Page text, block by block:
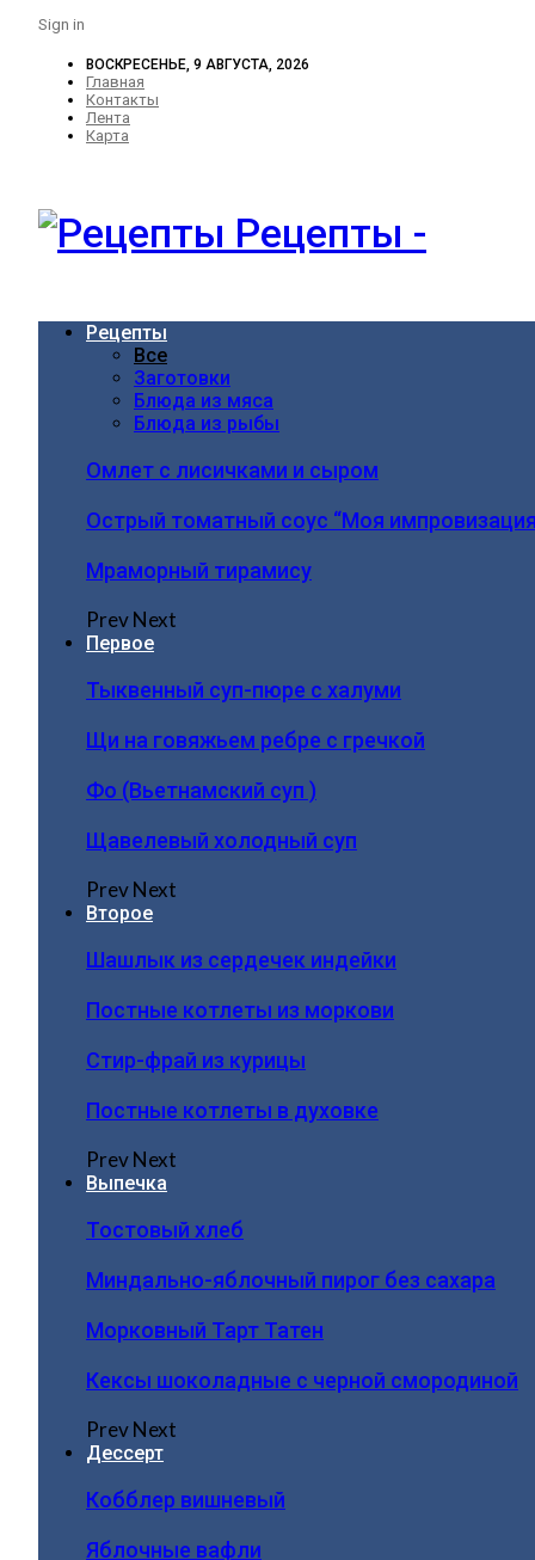
Sign in
ВОСКРЕСЕНЬЕ, 9 АВГУСТА, 2026
Главная
Контакты
Лента
Карта
Рецепты -
Рецепты
Все
Заготовки
Блюда из мяса
Блюда из рыбы
Омлет с лисичками и сыром
Острый томатный соус “Моя
Мраморный тирамису
PrevNext
Первое
Тыквенный суп-пюре с халуми
Щи на говяжьем ребре с гречкой
Фо (Вьетнамский суп )
Щавелевый холодный суп
PrevNext
Второе
Шашлык из сердечек индейки
Постные котлеты из моркови
Стир-фрай из курицы
Постные котлеты в духовке
PrevNext
Выпечка
Тостовый хлеб
Миндально-яблочный пирог без сахара
Морковный Тарт Татен
Кексы шоколадные с черной смородиной
PrevNext
Дессерт
Кобблер вишневый
Яблочные вафли